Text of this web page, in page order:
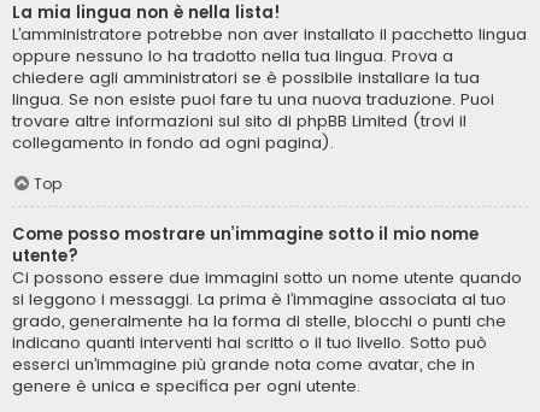
La mia lingua non è nella lista!
L’amministratore potrebbe non aver installato il pacchetto lingua
oppure nessuno lo ha tradotto nella tua lingua. Prova a
chiedere agli amministratori se è possibile installare la tua
lingua. Se non esiste puoi fare tu una nuova traduzione. Puoi
trovare altre informazioni sul sito di phpBB Limited (trovi il
collegamento in fondo ad ogni pagina).
Top
Come posso mostrare un’immagine sotto il mio nome
utente?
Ci possono essere due immagini sotto un nome utente quando
si leggono i messaggi. La prima è l’immagine associata al tuo
grado, generalmente ha la forma di stelle, blocchi o punti che
indicano quanti interventi hai scritto o il tuo livello. Sotto può
esserci un’immagine più grande nota come avatar, che in
genere è unica e specifica per ogni utente.